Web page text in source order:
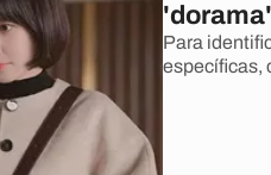
Para
específicas,